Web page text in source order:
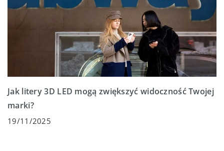
Jak litery 3D LED mogą zwiększyć widoczność Twojej
marki?
19/11/2025